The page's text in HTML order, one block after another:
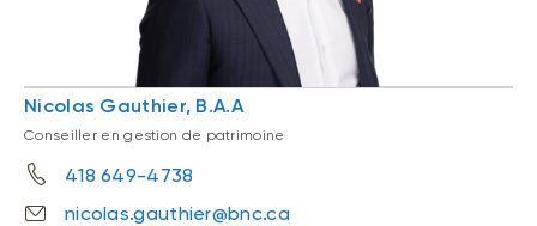
Nicolas Gauthier, B.A.A
Conseiller en gestion de patrimoine
418 649-4738
nicolas.gauthier@bnc.ca